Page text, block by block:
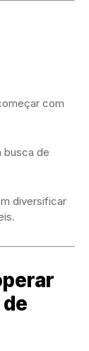
com
busca de
diversificar